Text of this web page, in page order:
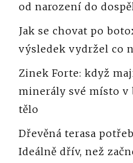
od narození do
Jak se chovat po
výsledek vydržel co
Zinek Forte: když
minerály své místo v
tělo
Dřevěná terasa
Ideálně dřív, než